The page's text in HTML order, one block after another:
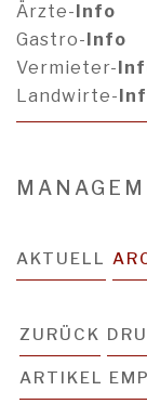
Ärzte-Info
Gastro-Info
Vermieter-
Landwirte-
AKTUELL
ZURÜCK
ARTIKEL